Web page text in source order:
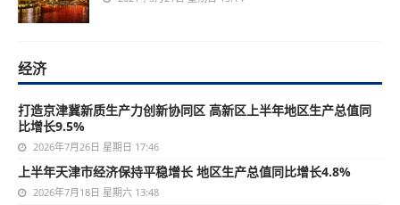
经济
打造京津冀新质生产力创新协同区 高新区上半年地区生产总值同
比增长9.5%
2026年7月26日 星期日 17:46
上半年天津市经济保持平稳增长 地区生产总值同比增长4.8%
2026年7月18日 星期六 13:48